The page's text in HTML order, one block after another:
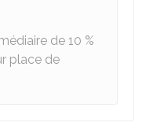
de 10 %
place de